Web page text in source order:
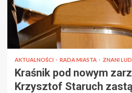
AKTUALNOŚCI RADA MIASTA ZNANI
Kraśnik pod nowym
Krzysztof Staruch